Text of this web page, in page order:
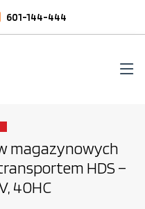
601-144-444
magazynowych
HDS –
40HC